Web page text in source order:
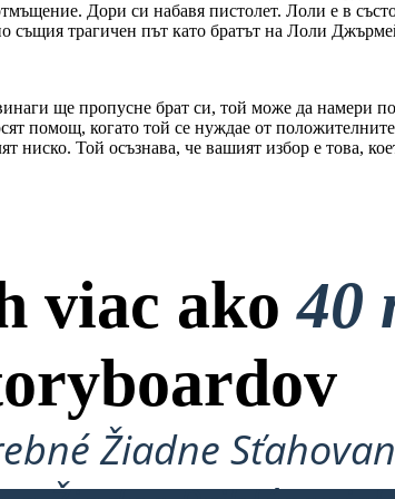
Дори си набавя пистолет. Лоли е в
същия трагичен път като братът на Лоли
ще пропусне брат си, той може да намери
помощ, когато той се нуждае от
ниско. Той осъзнава, че вашият избор е това,
viac ako40
Žiadne